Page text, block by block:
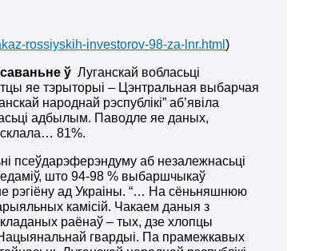
rossiyskih-investorov-98-za-lnr.html)
ў Луганскай вобласьці
яе тэрыторыі – Цэнтральная выбарчая
народнай рэспублікі” аб’явіла
адбылым. Паводле яе даных,
81%.
псеўдарэферэндуму аб незалежнасьці
што 94-98 % выбаршчыкаў
рэгіёну ад Украіны. “… На сёньняшнюю
камісій. Чакаем даныя з
раёнаў – тых, дзе хлопцы
гвардыі. Па прамежкавых